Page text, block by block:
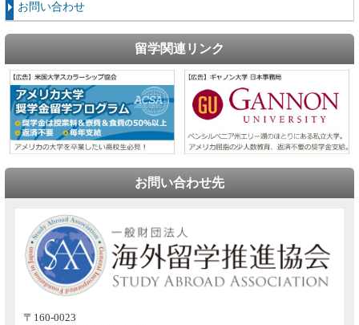
お問い合わせ
留学関連リンク
お問い合わせ先
〒160-0023